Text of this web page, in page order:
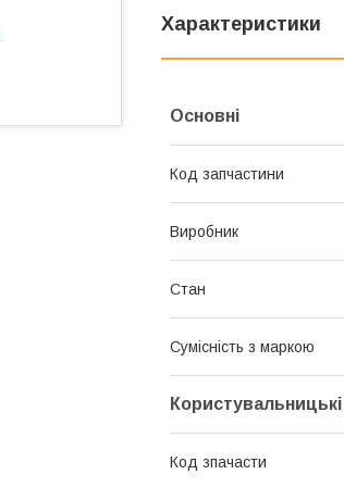
Характеристики
Основні
Код запчастини
Виробник
Стан
Сумісність з маркою
Код зпачасти